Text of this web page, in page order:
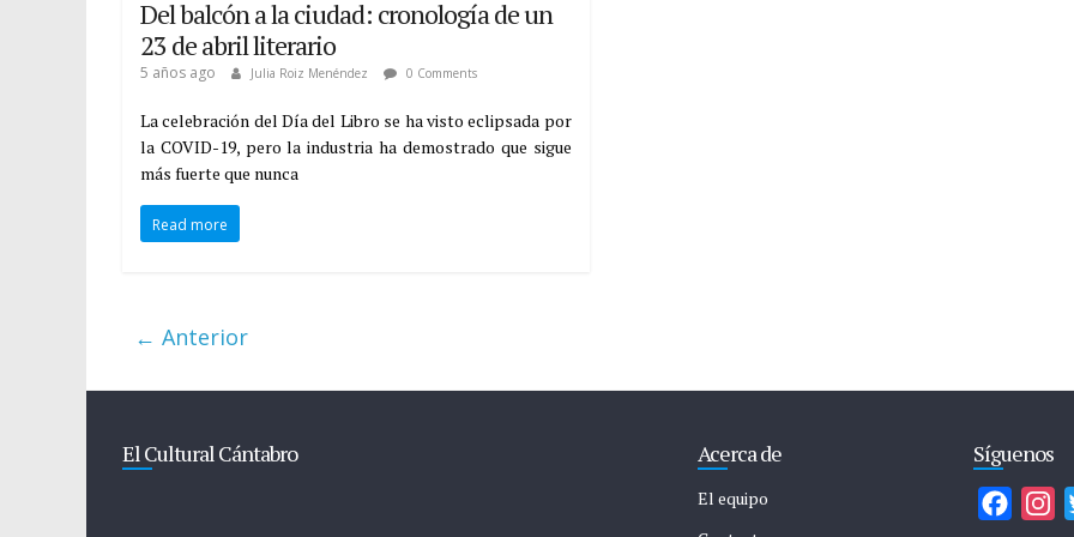
Del balcón a la ciudad: cronología de un
23 de abril literario
5 años ago Julia Roiz Menéndez 0 Comments
La celebración del Día del Libro se ha visto eclipsada por
la COVID-19, pero la industria ha demostrado que sigue
más fuerte que nunca
Read more
← Anterior
El Cultural Cántabro Acerca de
El equipo
Síguenos